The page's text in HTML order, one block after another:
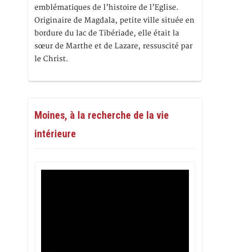
emblématiques de l’histoire de l’Eglise.
Originaire de Magdala, petite ville située en
bordure du lac de Tibériade, elle était la
sœur de Marthe et de Lazare, ressuscité par
le Christ.
Moines, à la recherche de la vie
intérieure